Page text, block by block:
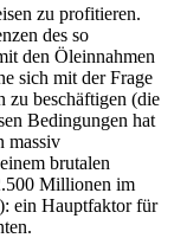
zu profitieren.
des so
den Öleinnahmen
sich mit der Frage
zu beschäftigen (die
Bedingungen hat
massiv
brutalen
Millionen im
ein Hauptfaktor für